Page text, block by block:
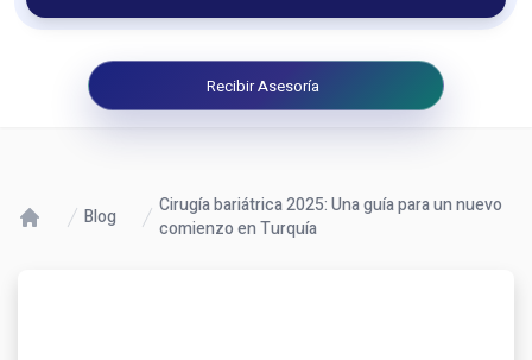
Recibir Asesoría
Blog
Cirugía bariátrica 2025: Una guía para un nuevo
comienzo en Turquía